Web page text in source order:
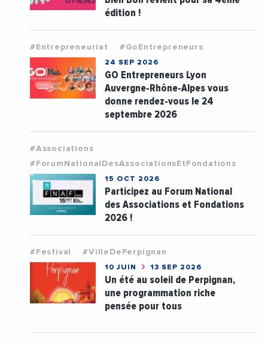
édition !
#Entrepreneuriat #GoEntrepreneurs
24 SEP 2026
GO Entrepreneurs Lyon
Auvergne-Rhône-Alpes vous
donne rendez-vous le 24
septembre 2026
#Associations
#ForumNationalDesAssociationsEtFondations
15 OCT 2026
Participez au Forum National
des Associations et Fondations
2026 !
#Festival #VilleDePerpignan
10 JUIN 13 SEP 2026
Un été au soleil de Perpignan,
une programmation riche
pensée pour tous